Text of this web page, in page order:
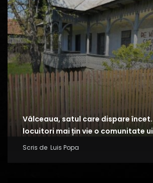
Vâlceaua, satul care dispare încet.
locuitori mai țin vie o comunitate
Scris de Luis Popa